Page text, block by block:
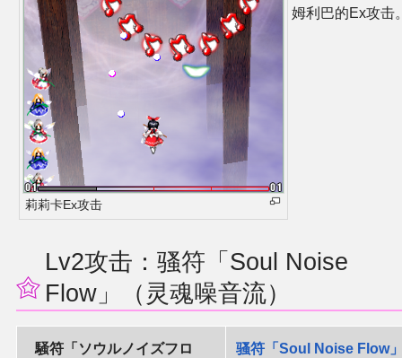
莉莉卡Ex攻击
姆利巴的Ex攻击
Lv2攻击：骚符「Soul Noise
Flow」（灵魂噪音流）
騒符「ソウルノイズフロ
骚符「Soul Noise Flow